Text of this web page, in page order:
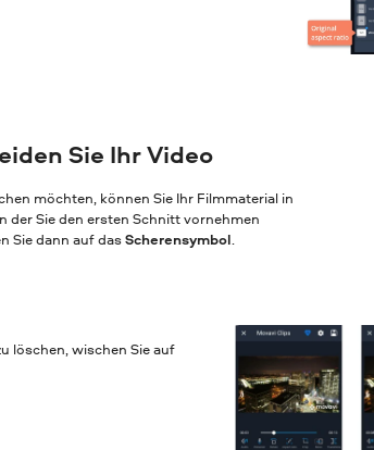
Sie Ihr Video
möchten, können Sie Ihr Filmmaterial in
der Sie den ersten Schnitt vornehmen
Sie dann auf dasScherensymbol.
löschen, wischen Sie auf